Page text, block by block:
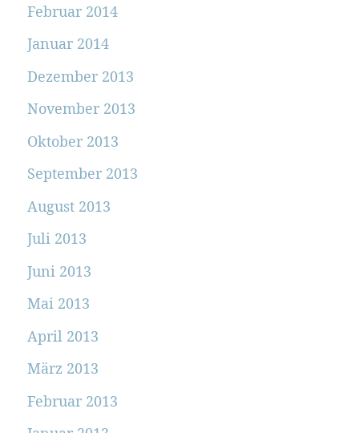
Februar 2014
Januar 2014
Dezember 2013
November 2013
Oktober 2013
September 2013
August 2013
Juli 2013
Juni 2013
Mai 2013
April 2013
März 2013
Februar 2013